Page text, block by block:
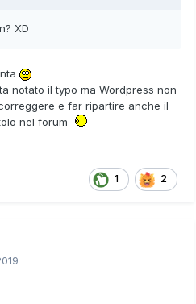
XD
notato il typo ma Wordpress non
e far ripartire anche il
nel forum
1 2